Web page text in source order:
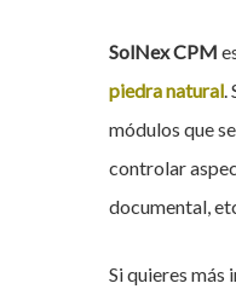
SolNex CPM
piedra natural.
módulos que
controlar
documental,
Si quieres más